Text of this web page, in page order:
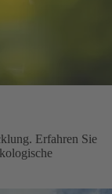
Erfahren Sie